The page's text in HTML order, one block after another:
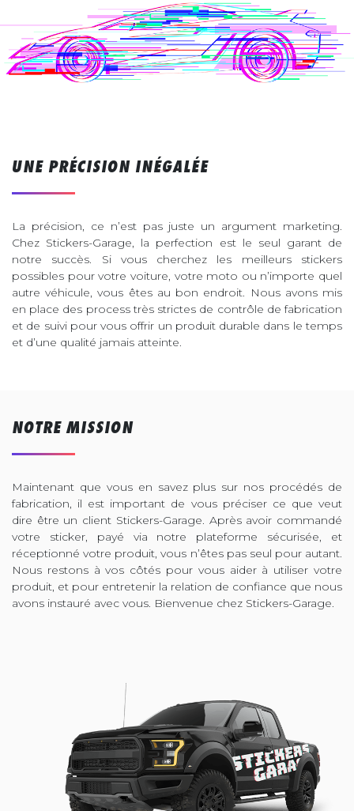
UNE PRÉCISION INÉGALÉE
La précision, ce n’est pas juste un argument marketing.
Chez Stickers-Garage, la perfection est le seul garant de
notre succès. Si vous cherchez les meilleurs stickers
possibles pour votre voiture, votre moto ou n’importe quel
autre véhicule, vous êtes au bon endroit. Nous avons mis
en place des process très strictes de contrôle de fabrication
et de suivi pour vous offrir un produit durable dans le temps
et d’une qualité jamais atteinte.
NOTRE MISSION
Maintenant que vous en savez plus sur nos procédés de
fabrication, il est important de vous préciser ce que veut
dire être un client Stickers-Garage. Après avoir commandé
votre sticker, payé via notre plateforme sécurisée, et
réceptionné votre produit, vous n’êtes pas seul pour autant.
Nous restons à vos côtés pour vous aider à utiliser votre
produit, et pour entretenir la relation de confiance que nous
avons instauré avec vous. Bienvenue chez Stickers-Garage.